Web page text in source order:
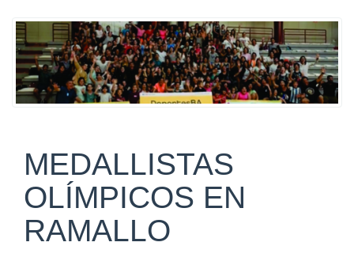
MEDALLISTAS
OLÍMPICOS EN
RAMALLO